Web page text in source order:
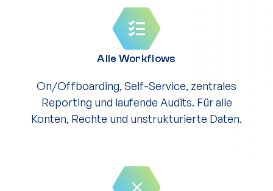
Alle Workflows
On/Offboarding, Self-Service, zentrales
Reporting und laufende Audits. Für alle
Konten, Rechte und unstrukturierte Daten.